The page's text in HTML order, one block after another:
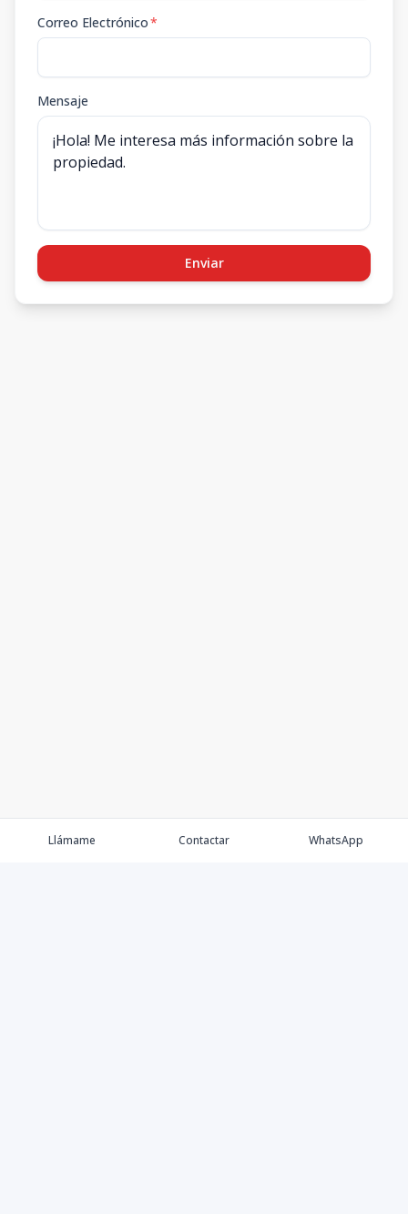
Correo Electrónico*
Mensaje
Enviar
Llámame Contactar WhatsApp